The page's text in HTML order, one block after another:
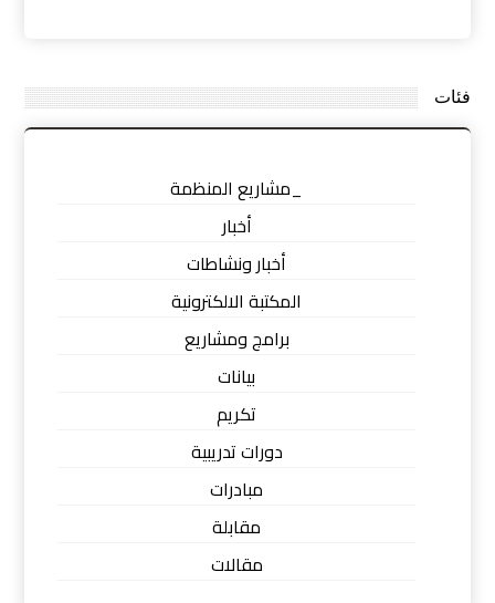
فئات
_مشاريع المنظمة
أخبار
أخبار ونشاطات
المكتبة الالكترونية
برامج ومشاريع
بيانات
تكريم
دورات تدريبية
مبادرات
مقابلة
مقالات